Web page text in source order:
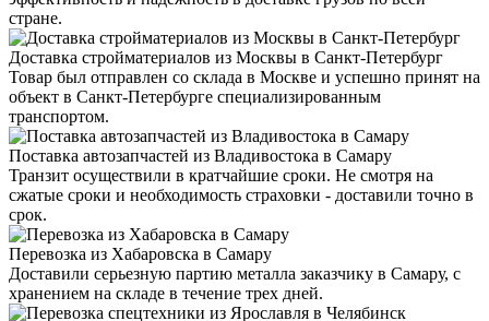
стране.
Доставка стройматериалов из Москвы в Санкт-Петербург
Товар был отправлен со склада в Москве и успешно принят на
объект в Санкт-Петербурге специализированным
транспортом.
Поставка автозапчастей из Владивостока в Самару
Транзит осуществили в кратчайшие сроки. Не смотря на
сжатые сроки и необходимость страховки - доставили точно в
срок.
Перевозка из Хабаровска в Самару
Доставили серьезную партию металла заказчику в Самару, с
хранением на складе в течение трех дней.